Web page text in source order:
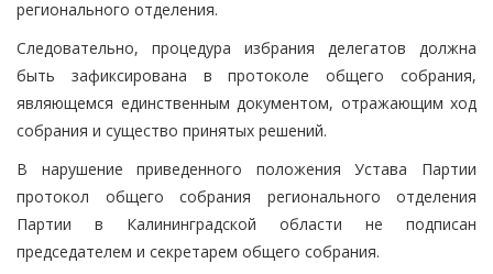
регионального отделения.
Следовательно, процедура избрания делегатов должна
быть зафиксирована в протоколе общего собрания,
являющемся единственным документом, отражающим ход
собрания и существо принятых решений.
В нарушение приведенного положения Устава Партии
протокол общего собрания регионального отделения
Партии в Калининградской области не подписан
председателем и секретарем общего собрания.